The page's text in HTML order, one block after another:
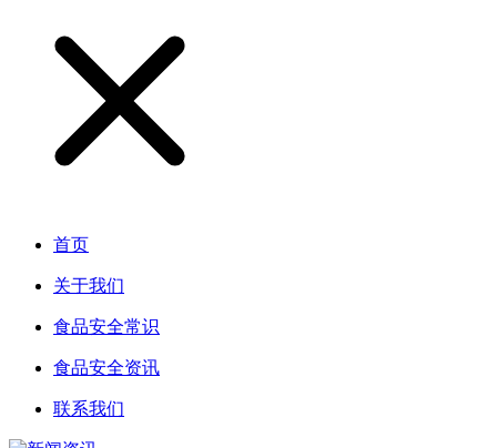
首页
关于我们
食品安全常识
食品安全资讯
联系我们